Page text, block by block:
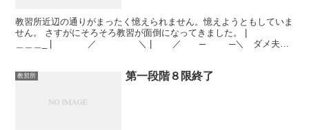
教習所近辺の通りがまったく憶えられません。憶えようともしていま
せん。 さすがにそろそろ教習が面倒になってきました。 |
＿＿＿_ | ／ ＼ | ／ ─ ─＼ ダメ夫は
教習所 第一段階８限終了